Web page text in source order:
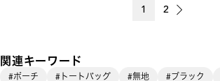
1 2
関連キーワード
#ポーチ #トートバッグ #無地 #ブラック